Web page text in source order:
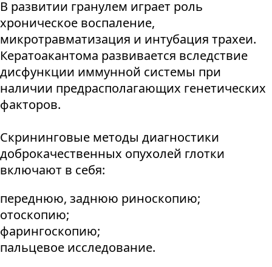
В развитии гранулем играет роль
хроническое воспаление,
микротравматизация и интубация трахеи.
Кератоакантома развивается вследствие
дисфункции иммунной системы при
наличии предрасполагающих генетических
факторов.
Скрининговые методы диагностики
доброкачественных опухолей глотки
включают в себя:
переднюю, заднюю риноскопию;
отоскопию;
фарингоскопию;
пальцевое исследование.